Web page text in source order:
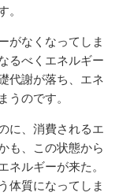
がなくなってしま
るべくエネルギー
代謝が落ち、エネ
うのです。
に、消費されるエ
も、この状態から
ルギーが来た。
体質になってしま